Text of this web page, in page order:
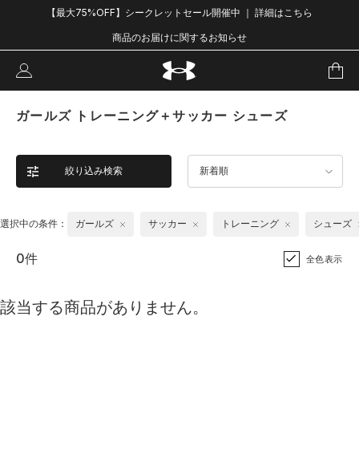
【最大75%OFF】シークレットセール開催中 ｜ 詳細はこちら
商品のお届けに関するお知らせ
ガールズ トレーニング＋サッカー シューズ
絞り込み検索 新着順
選択中の条件： ガールズ サッカー トレーニング シューズ
0件 全色表示
該当する商品がありません。